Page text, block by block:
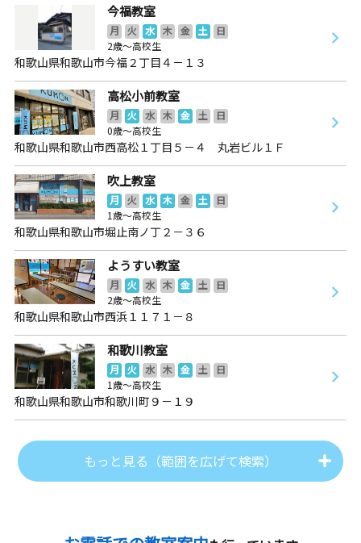
今福教室
月 火 水 木 金 土
日
2歳～高校生
和歌山県和歌山市今福２丁目４－１３
高松小前教室
月 火 水 木 金 土
日
0歳～高校生
和歌山県和歌山市西高松１丁目５－４ 丸岩ビル１Ｆ
吹上教室
月 火 水 木 金 土
日
1歳～高校生
和歌山県和歌山市堀止南ノ丁２－３６
ようすい教室
月 火 水 木 金 土
日
2歳～高校生
和歌山県和歌山市西浜１１７１－８
和歌川教室
月 火 水 木 金 土
日
1歳～高校生
和歌山県和歌山市和歌川町９－１９
もっと見る（範囲を広げて検索）